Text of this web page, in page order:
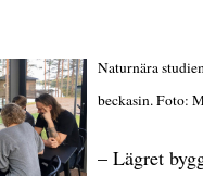
Naturnära
beckasin. Foto:
– Lägret